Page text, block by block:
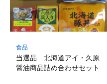
食品
当選品 北海道アイ・久原
醤油商品詰め合わせセット